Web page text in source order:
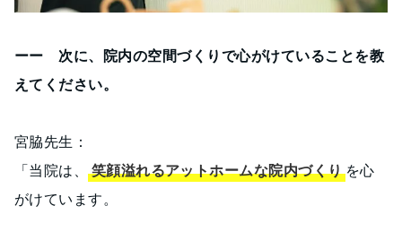
ーー 次に、院内の空間づくりで心がけていることを教
えてください。
宮脇先生：
「当院は、笑顔溢れるアットホームな院内づくりを心
がけています。